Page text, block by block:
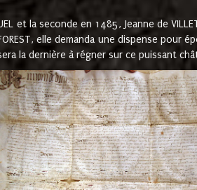
et la seconde en 1485, Jeanne de
elle demanda une dispense pour
la dernière à régner sur ce puissant